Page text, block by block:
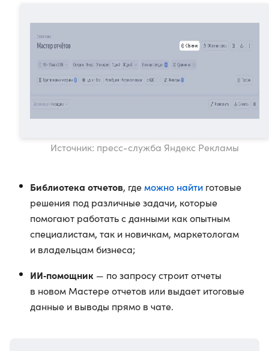
Источник: пресс-служба Яндекс Рекламы
Библиотека отчетов, где можно найти готовые
решения под различные задачи, которые
помогают работать с данными как опытным
специалистам, так и новичкам, маркетологам
и владельцам бизнеса;
ИИ‑помощник — по запросу строит отчеты
в новом Мастере отчетов или выдает итоговые
данные и выводы прямо в чате.